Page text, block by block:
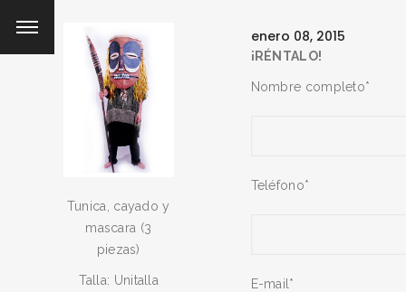
Tunica, cayado y
mascara (3
piezas)
Talla: Unitalla
enero 08, 2015
¡RÉNTALO!
Nombre completo*
Teléfono*
E-mail*